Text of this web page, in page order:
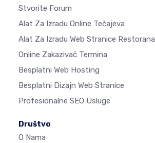
Stvorite Forum
Alat Za Izradu Online Tečajeva
Alat Za Izradu Web Stranice Restorana
Online Zakazivač Termina
Besplatni Web Hosting
Besplatni Dizajn Web Stranice
Profesionalne SEO Usluge
Društvo
O Nama